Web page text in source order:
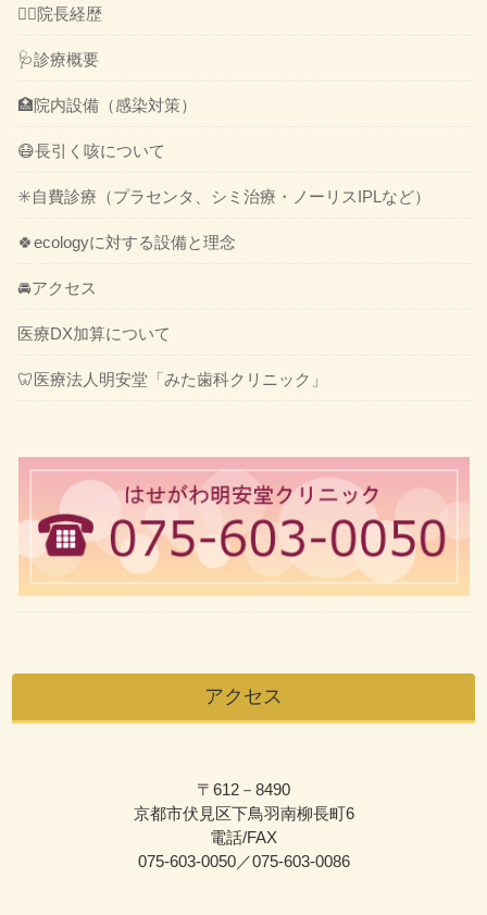
👨‍⚕️院長経歴
🩺診療概要
🏥院内設備（感染対策）
😷長引く咳について
✳️自費診療（プラセンタ、シミ治療・ノーリスIPLなど）
🍀ecologyに対する設備と理念
🚘アクセス
医療DX加算について
🦷医療法人明安堂「みた歯科クリニック」
アクセス
〒612－8490
京都市伏見区下鳥羽南柳長町6
電話/FAX
075-603-0050／075-603-0086